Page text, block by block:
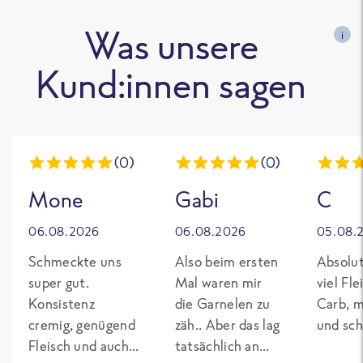
Was unsere
Kund:innen sagen
i
(0)
Mone
06.08.2026
Schmeckte uns
super gut.
Konsistenz
cremig, genügend
Fleisch und auch
(0)
Gabi
06.08.2026
Also beim ersten
Mal waren mir
die Garnelen zu
zäh.. Aber das lag
tatsächlich an
C
viel
Carb,
und